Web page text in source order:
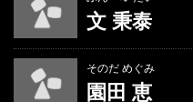
文 秉泰
そのだ めぐみ
園田 恵